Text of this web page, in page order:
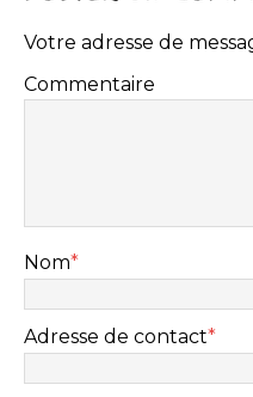
Votre adresse de
Commentaire
Nom*
Adresse de contact*